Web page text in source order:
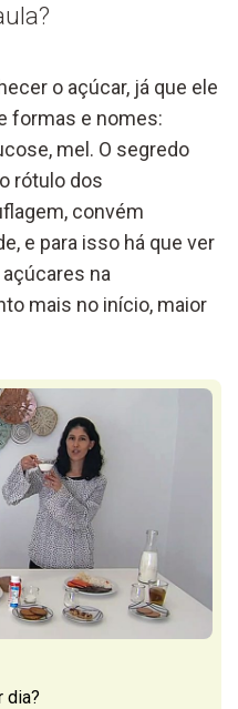
o açúcar, já que ele
formas e nomes:
mel. O segredo
rótulo dos
convém
e para isso há que ver
na
mais no início, maior
dia?